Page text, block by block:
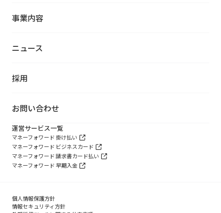
事業内容
ニュース
採用
お問い合わせ
運営サービス一覧
マネーフォワード 掛け払い
マネーフォワード ビジネスカード
マネーフォワード 請求書カード払い
マネーフォワード 早期入金
個人情報保護方針
情報セキュリティ方針